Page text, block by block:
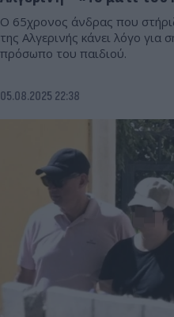
Ο 65χρονος άνδρας που
της Αλγερινής κάνει λόγο για
πρόσωπο του παιδιού.
05.08.2025 22:38